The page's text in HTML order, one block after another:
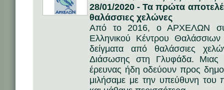
28/01/2020 - Τα πρώτα
θαλάσσιες χελώνες
Από το 2016, ο ΑΡΧΕΛΩΝ
Ελληνικού Κέντρου
δείγματα από θαλάσσιες
Διάσωσης στη Γλυφάδα. Μιας
έρευνας ήδη οδεύουν προς
μιλήσαμε με την υπεύθυνη